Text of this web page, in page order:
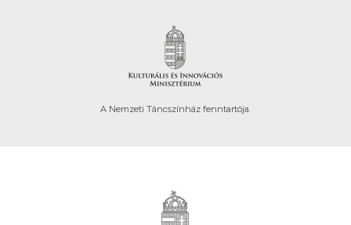
A Nemzeti Táncszínház fenntartója.